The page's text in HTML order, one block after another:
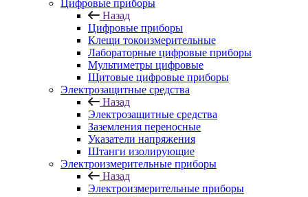
Цифровые приборы
Назад
Цифровые приборы
Клещи токоизмерительные
Лабораторные цифровые приборы
Мультиметры цифровые
Щитовые цифровые приборы
Электрозащитные средства
Назад
Электрозащитные средства
Заземления переносные
Указатели напряжения
Штанги изолирующие
Электроизмерительные приборы
Назад
Электроизмерительные приборы